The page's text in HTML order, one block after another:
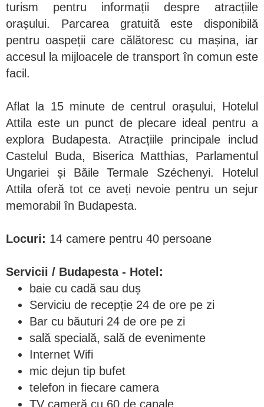
turism pentru informații despre atracțiile
orașului. Parcarea gratuită este disponibilă
pentru oaspeții care călătoresc cu mașina, iar
accesul la mijloacele de transport în comun este
facil.
Aflat la 15 minute de centrul orașului, Hotelul
Attila este un punct de plecare ideal pentru a
explora Budapesta. Atracțiile principale includ
Castelul Buda, Biserica Matthias, Parlamentul
Ungariei și Băile Termale Széchenyi. Hotelul
Attila oferă tot ce aveți nevoie pentru un sejur
memorabil în Budapesta.
Locuri: 14 camere pentru 40 persoane
Servicii / Budapesta - Hotel:
baie cu cadă sau duș
Serviciu de recepție 24 de ore pe zi
Bar cu băuturi 24 de ore pe zi
sală specială, sală de evenimente
Internet Wifi
mic dejun tip bufet
telefon in fiecare camera
TV cameră cu 60 de canale